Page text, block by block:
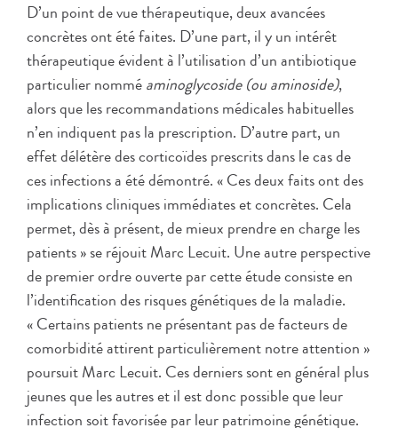
D’un point de vue thérapeutique, deux avancées
concrètes ont été faites. D’une part, il y un intérêt
thérapeutique évident à l’utilisation d’un antibiotique
particulier nomméaminoglycoside (ou aminoside),
alors que les recommandations médicales habituelles
n’en indiquent pas la prescription. D’autre part, un
effet délétère des corticoïdes prescrits dans le cas de
ces infections a été démontré. « Ces deux faits ont des
implications cliniques immédiates et concrètes. Cela
permet, dès à présent, de mieux prendre en charge les
patients » se réjouit Marc Lecuit. Une autre perspective
de premier ordre ouverte par cette étude consiste en
l’identification des risques génétiques de la maladie.
« Certains patients ne présentant pas de facteurs de
comorbidité attirent particulièrement notre attention »
poursuit Marc Lecuit. Ces derniers sont en général plus
jeunes que les autres et il est donc possible que leur
infection soit favorisée par leur patrimoine génétique.